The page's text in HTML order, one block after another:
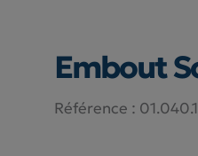
Embout
Référence :